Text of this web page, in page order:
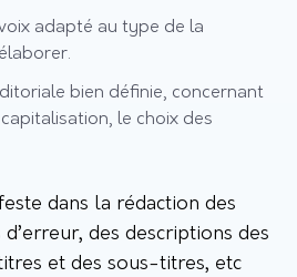
adapté au type de la
bien définie, concernant
le choix des
dans la rédaction des
des descriptions des
et des sous-titres, etc